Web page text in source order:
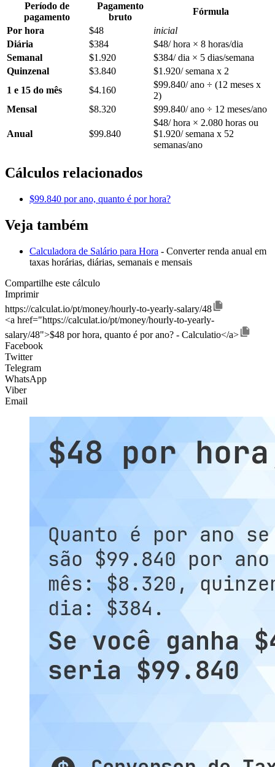
Período de
pagamento
Pagamento
bruto
Fórmula
Por hora
$48
inicial
Diária
$384
$48/ hora × 8 horas/dia
Semanal
$1.920
$384/ dia × 5 dias/semana
Quinzenal
$3.840
$1.920/ semana x 2
1 e 15 do mês
$4.160
$99.840/ ano ÷ (12 meses x
2)
Mensal
$8.320 $99.840/ ano ÷ 12 meses/ano
Anual $99.840
$48/ hora × 2.080 horas ou
$1.920/ semana x 52
semanas/ano
Cálculos relacionados
$99.840 por ano, quanto é por hora?
Veja também
Calculadora de Salário para Hora - Converter renda anual em
taxas horárias, diárias, semanais e mensais
Compartilhe este cálculo
Imprimir
https://calculat.io/pt/money/hourly-to-yearly-salary/48
<a href="https://calculat.io/pt/money/hourly-to-yearly-
salary/48">$48 por hora, quanto é por ano? - Calculatio</a>
Facebook
Twitter
Telegram
WhatsApp
Viber
Email